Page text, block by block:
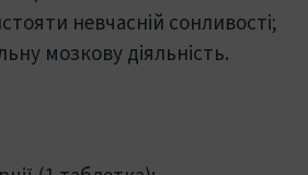
невчасній сонливості;
мозкову діяльність.